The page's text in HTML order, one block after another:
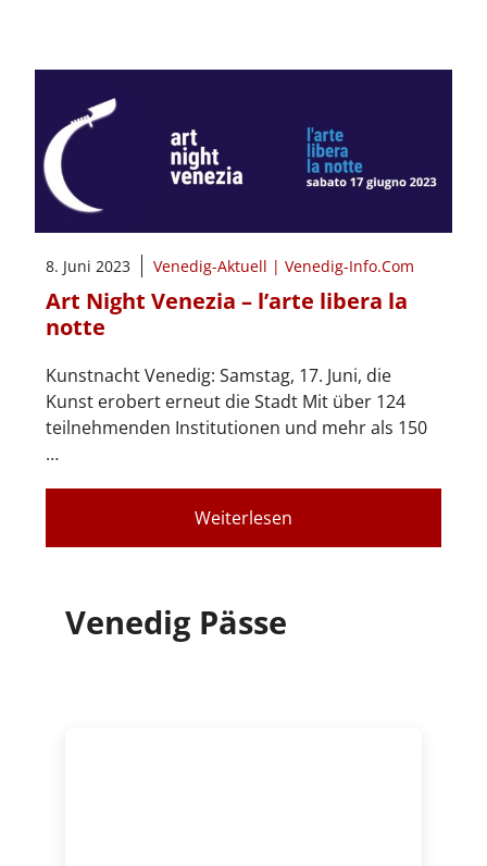
8. Juni 2023 Venedig-Aktuell | Venedig-Info.Com
Art Night Venezia – l’arte libera la
notte
Kunstnacht Venedig: Samstag, 17. Juni, die
Kunst erobert erneut die Stadt Mit über 124
teilnehmenden Institutionen und mehr als 150
…
Weiterlesen
Venedig Pässe